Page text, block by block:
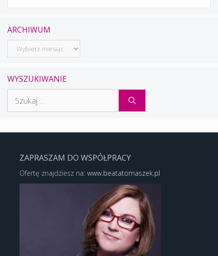
ARCHIWUM
Archiwum
WYSZUKIWANIE
ZAPRASZAM DO WSPÓŁPRACY
Ofertę znajdziesz na: www.beatatomaszek.pl